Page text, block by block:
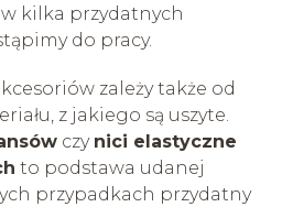
kilka przydatnych
do pracy.
zależy także od
z jakiego są uszyte.
czy nici elastyczne
to podstawa udanej
przypadkach przydatny